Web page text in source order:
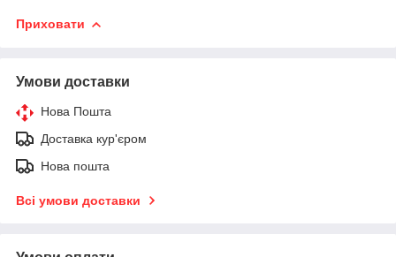
Приховати
Умови доставки
Нова Пошта
Доставка кур'єром
Нова пошта
Всі умови доставки